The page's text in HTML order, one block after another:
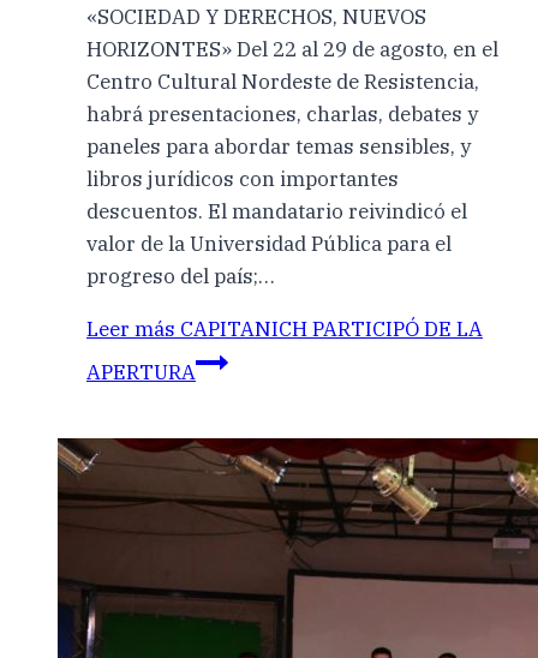
«SOCIEDAD Y DERECHOS, NUEVOS
HORIZONTES» Del 22 al 29 de agosto, en el
Centro Cultural Nordeste de Resistencia,
habrá presentaciones, charlas, debates y
paneles para abordar temas sensibles, y
libros jurídicos con importantes
descuentos. El mandatario reivindicó el
valor de la Universidad Pública para el
progreso del país;…
Leer más CAPITANICH PARTICIPÓ DE LA
APERTURA